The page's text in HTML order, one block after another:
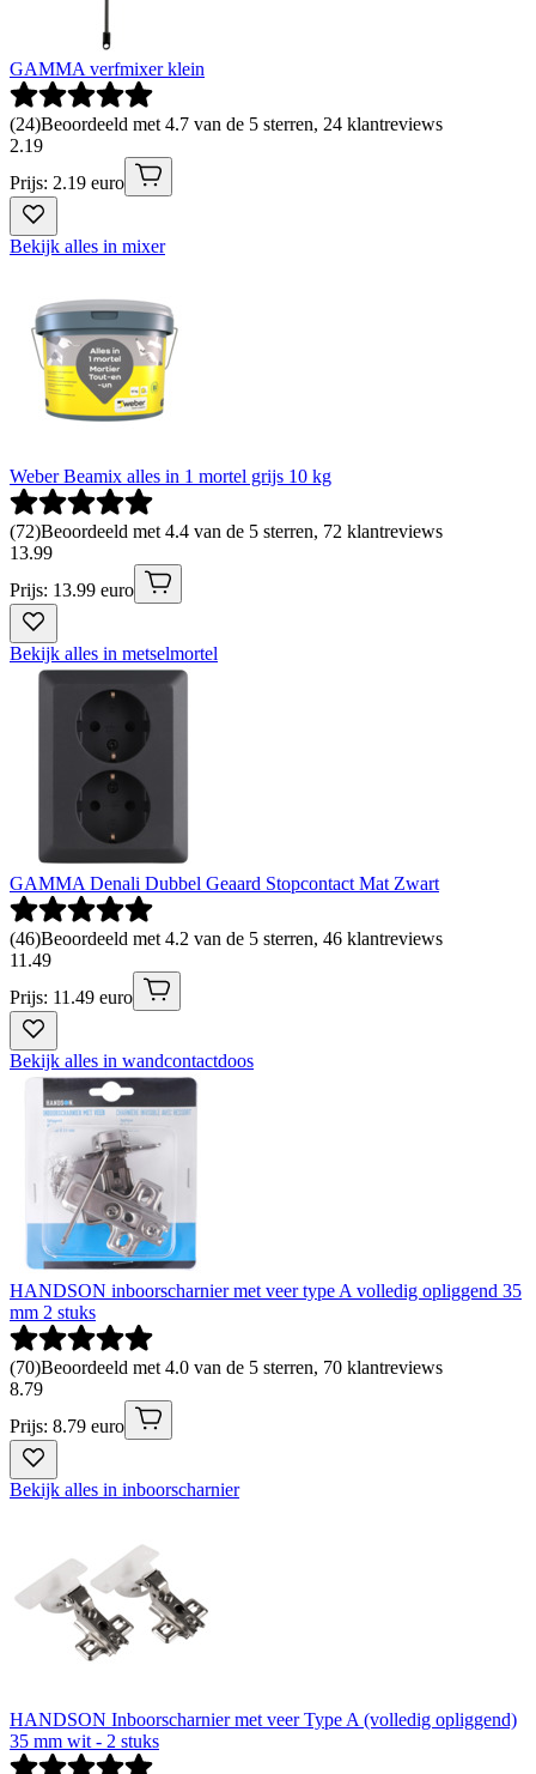
GAMMA verfmixer klein
(24)Beoordeeld met 4.7 van de 5 sterren, 24 klantreviews
2.19
Prijs: 2.19 euro
Bekijk alles in mixer
Weber Beamix alles in 1 mortel grijs 10 kg
(72)Beoordeeld met 4.4 van de 5 sterren, 72 klantreviews
13.99
Prijs: 13.99 euro
Bekijk alles in metselmortel
GAMMA Denali Dubbel Geaard Stopcontact Mat Zwart
(46)Beoordeeld met 4.2 van de 5 sterren, 46 klantreviews
11 .49
Prijs: 11.49 euro
Bekijk alles in wandcontactdoos
HANDSON inboorscharnier met veer type A volledig opliggend 35
mm 2 stuks
(70)Beoordeeld met 4.0 van de 5 sterren, 70 klantreviews
8.79
Prijs: 8.79 euro
Bekijk alles in inboorscharnier
HANDSON Inboorscharnier met veer Type A (volledig opliggend)
35 mm wit - 2 stuks